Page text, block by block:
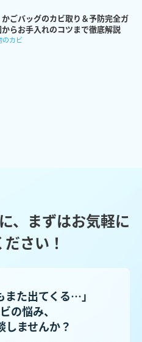
かごバッグのカビ取り＆予防完全ガ
らお手入れのコツまで徹底解説
のカビ
、まずはお気軽に
さい！
また出てくる…」
の悩み、
しませんか？